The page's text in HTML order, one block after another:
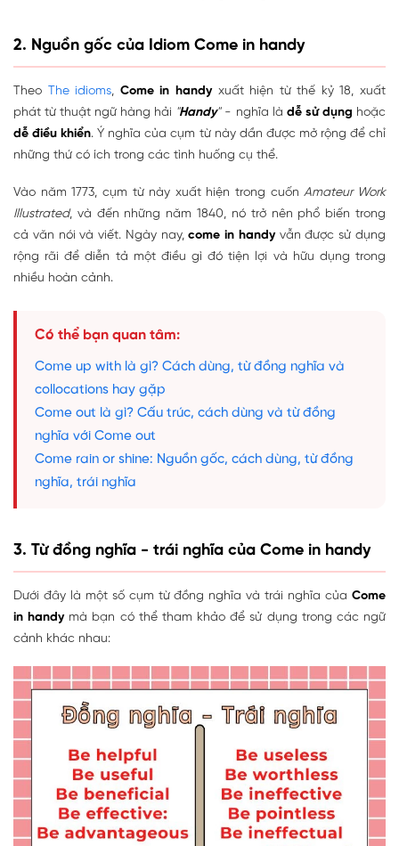
2. Nguồn gốc của Idiom Come in handy
Theo The idioms, Come in handy xuất hiện từ thế kỷ 18, xuất
phát từ thuật ngữ hàng hải "Handy" - nghĩa là dễ sử dụng hoặc
dễ điều khiển. Ý nghĩa của cụm từ này dần được mở rộng để chỉ
những thứ có ích trong các tình huống cụ thể.
Vào năm 1773, cụm từ này xuất hiện trong cuốnAmateur Work
Illustrated, và đến những năm 1840, nó trở nên phổ biến trong
cả văn nói và viết. Ngày nay,come in handyvẫn được sử dụng
rộng rãi để diễn tả một điều gì đó tiện lợi và hữu dụng trong
nhiều hoàn cảnh.
Có thể bạn quan tâm:
Come up with là gì? Cách dùng, từ đồng nghĩa và
collocations hay gặp
Come out là gì? Cấu trúc, cách dùng và từ đồng
nghĩa với Come out
Come rain or shine: Nguồn gốc, cách dùng, từ đồng
nghĩa, trái nghĩa
3. Từ đồng nghĩa - trái nghĩa của Come in handy
Dưới đây là một số cụm từ đồng nghĩa và trái nghĩa của Come
in handymà bạn có thể tham khảo để sử dụng trong các ngữ
cảnh khác nhau: